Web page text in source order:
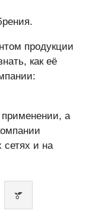
продукции
как её
а
сетях и на